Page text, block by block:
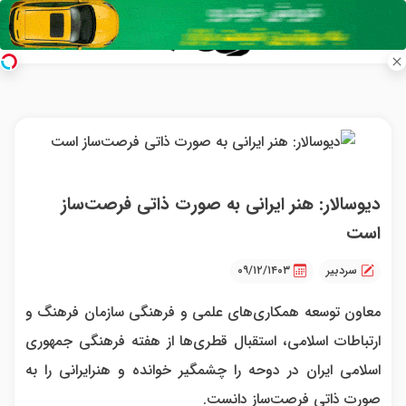
دیوسالار: هنر ایرانی به صورت ذاتی فرصت‌ساز
است
سردبیر ۰۹/۱۲/۱۴۰۳
معاون توسعه همکاری‌های علمی و فرهنگی سازمان فرهنگ و
ارتباطات اسلامی، استقبال قطری‌ها از هفته فرهنگی جمهوری
اسلامی ایران در دوحه را چشمگیر خوانده و هنرایرانی را به
صورت ذاتی فرصت‌ساز دانست.